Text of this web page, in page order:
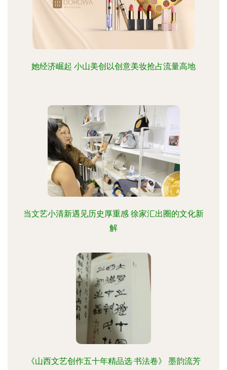
她经济崛起 小山美创以创意美妆抢占流量高地
当文艺小清新遇见历史厚重感 徐家汇出圈的文化新
解
《山西文艺创作五十年精品选·书法卷》 墨韵流芳